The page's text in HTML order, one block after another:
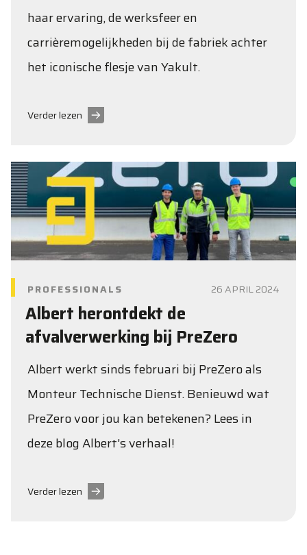
haar ervaring, de werksfeer en
carrièremogelijkheden bij de fabriek achter
het iconische flesje van Yakult.
Verder lezen
PROFESSIONALS 26 APRIL 2024
Albert herontdekt de
afvalverwerking bij PreZero
Albert werkt sinds februari bij PreZero als
Monteur Technische Dienst. Benieuwd wat
PreZero voor jou kan betekenen? Lees in
deze blog Albert's verhaal!
Verder lezen